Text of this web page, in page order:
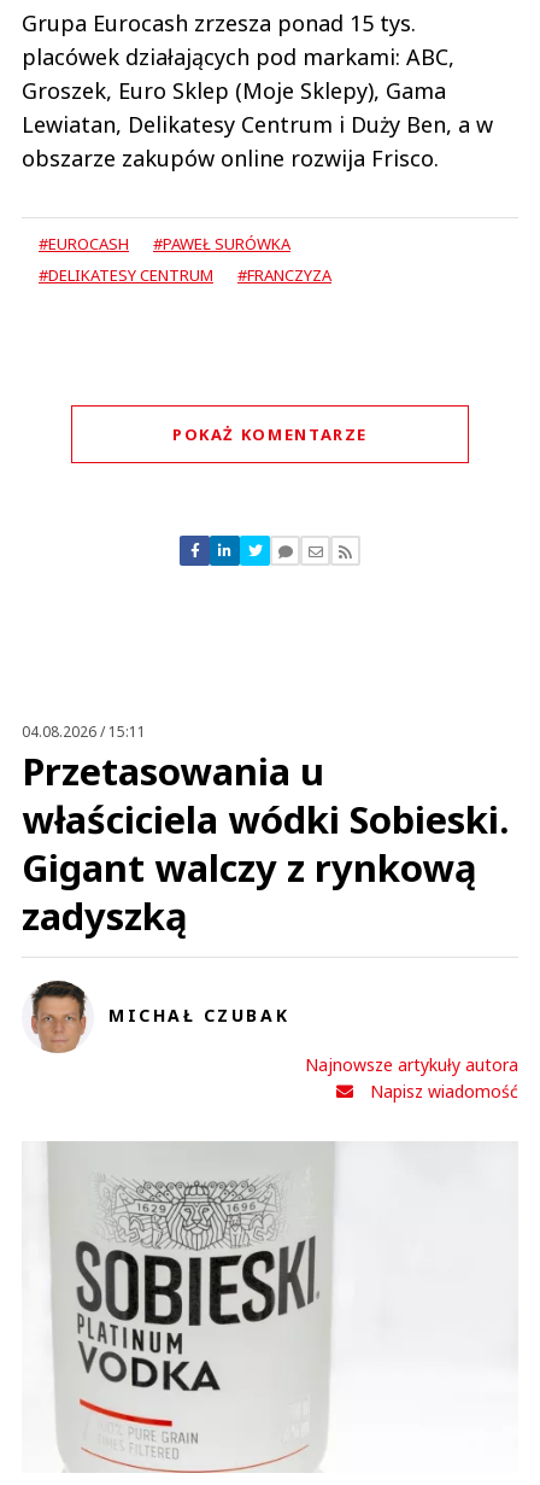
Grupa Eurocash zrzesza ponad 15 tys.
placówek działających pod markami: ABC,
Groszek, Euro Sklep (Moje Sklepy), Gama
Lewiatan, Delikatesy Centrum i Duży Ben, a w
obszarze zakupów online rozwija Frisco.
#EUROCASH
#PAWEŁ SURÓWKA
#DELIKATESY CENTRUM
#FRANCZYZA
POKAŻ KOMENTARZE
Nie znaleziono komentarzy
Zostaw swoje komentarze
04.08.2026 / 15:11
Przetasowania u
właściciela wódki Sobieski.
Gigant walczy z rynkową
zadyszką
MICHAŁ CZUBAK
Najnowsze artykuły autora
Napisz wiadomość